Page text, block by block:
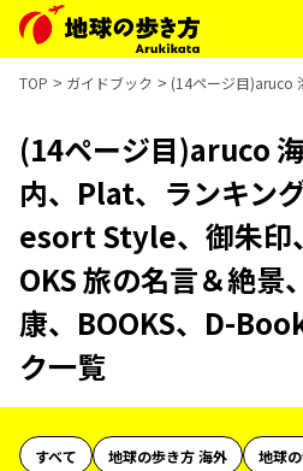
TOP ガイドブック (14ページ目)aruco
(14ページ目)aruco
内、Plat、ランキン
esort Style、御朱印
OKS 旅の名言＆絶景
康、BOOKS、D-
ク一覧
すべて 地球の歩き方 海外
地球